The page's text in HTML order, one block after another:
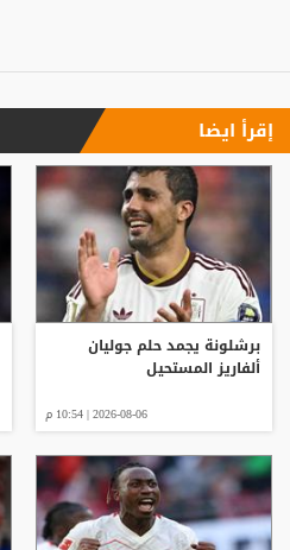
إقرأ ايضا
برشلونة يجمد حلم جوليان
ألفاريز المستحيل
2026-08-06 | 10:54 م